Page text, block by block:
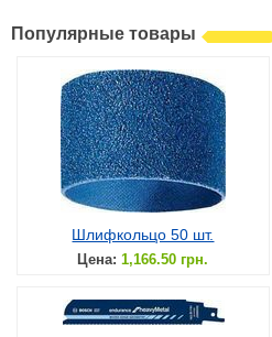
Популярные товары
Шлифкольцо 50 шт.
Цена: 1,166.50 грн.